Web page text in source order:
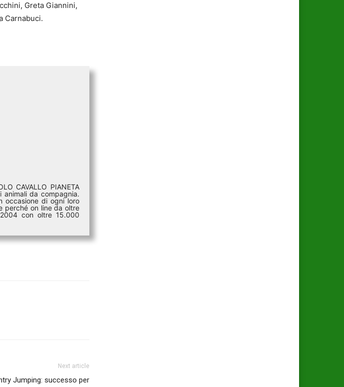
Greta Giannini,
Carnabuci.
CAVALLO PIANETA
da compagnia.
occasione di ogni loro
perché on line da oltre
2004 con oltre 15.000
Next article
Jumping: successo per